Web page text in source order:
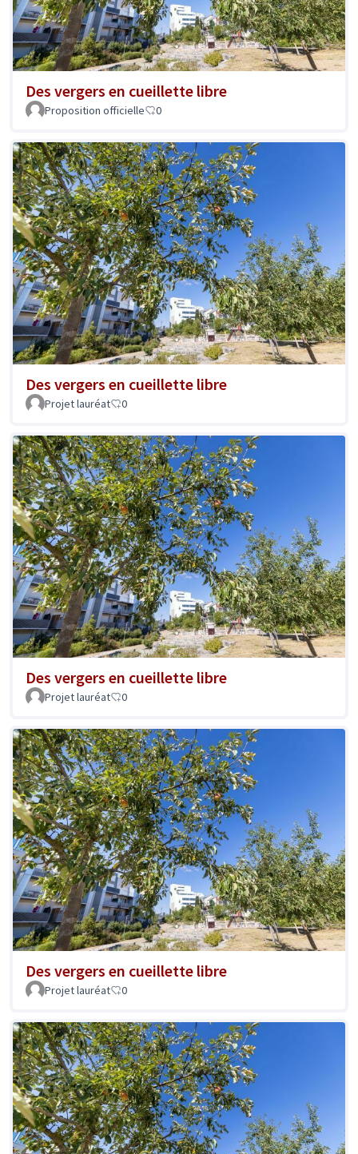
Des vergers en cueillette libre
Proposition officielle 0
Des vergers en cueillette libre
Projet lauréat 0
Des vergers en cueillette libre
Projet lauréat 0
Des vergers en cueillette libre
Projet lauréat 0